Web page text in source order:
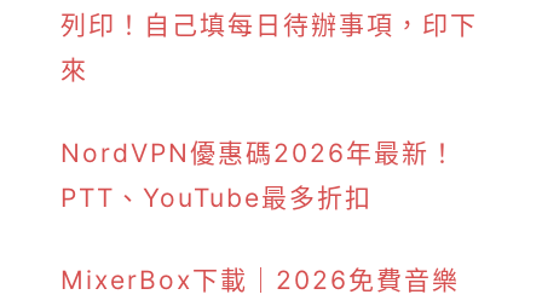
列印！自己填每日待辦事項，印下
來
NordVPN優惠碼2026年最新！
PTT、YouTube最多折扣
MixerBox下載｜2026免費音樂